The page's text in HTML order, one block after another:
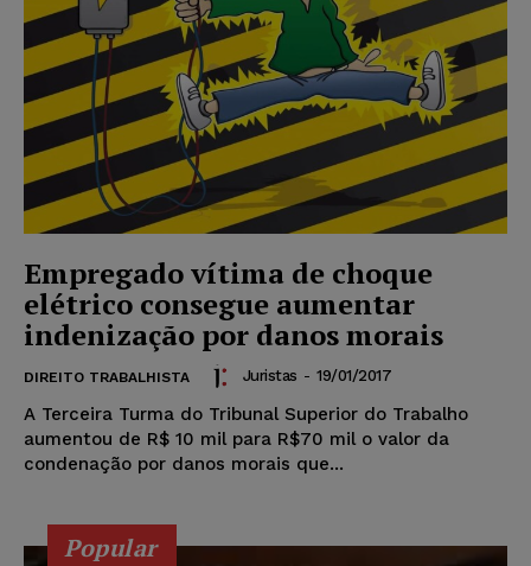
Empregado vítima de choque
elétrico consegue aumentar
indenização por danos morais
DIREITO TRABALHISTA Juristas - 19/01/2017
A Terceira Turma do Tribunal Superior do Trabalho
aumentou de R$ 10 mil para R$70 mil o valor da
condenação por danos morais que...
Popular